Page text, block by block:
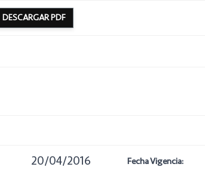
DESCARGAR PDF
20/04/2016 Fecha Vigencia: